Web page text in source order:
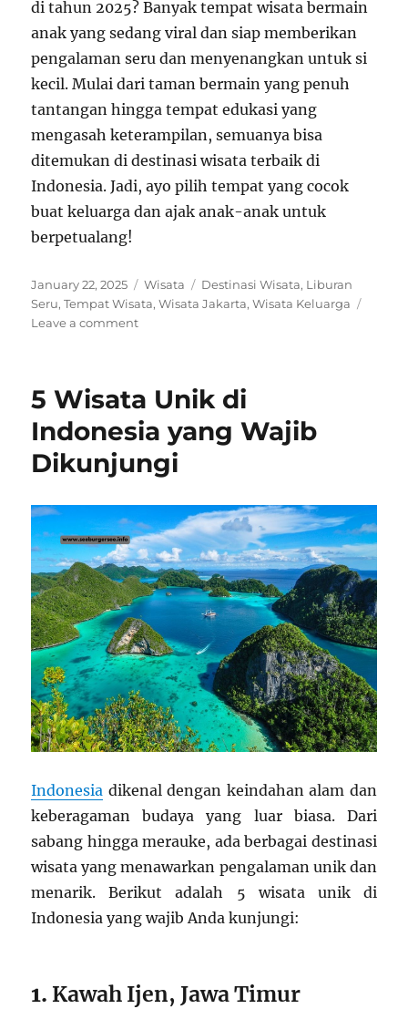
di tahun 2025? Banyak tempat wisata bermain
anak yang sedang viral dan siap memberikan
pengalaman seru dan menyenangkan untuk si
kecil. Mulai dari taman bermain yang penuh
tantangan hingga tempat edukasi yang
mengasah keterampilan, semuanya bisa
ditemukan di destinasi wisata terbaik di
Indonesia. Jadi, ayo pilih tempat yang cocok
buat keluarga dan ajak anak-anak untuk
berpetualang!
Posted
on
January 22, 2025 Categories
Wisata Tags
Destinasi Wisata, Liburan
Seru,Tempat Wisata,Wisata Jakarta,Wisata Keluarga
Leave a commenton
Tempat
Bermain
Anak
yang
Lagi
Pasti
Bikin
Anak
Betah!
5 Wisata Unik di
Indonesia yang Wajib
Dikunjungi
Indonesia dikenal dengan keindahan alam dan
keberagaman budaya yang luar biasa. Dari
sabang hingga merauke, ada berbagai destinasi
wisata yang menawarkan pengalaman unik dan
menarik. Berikut adalah 5 wisata unik di
Indonesia yang wajib Anda kunjungi:
1. Kawah Ijen, Jawa Timur